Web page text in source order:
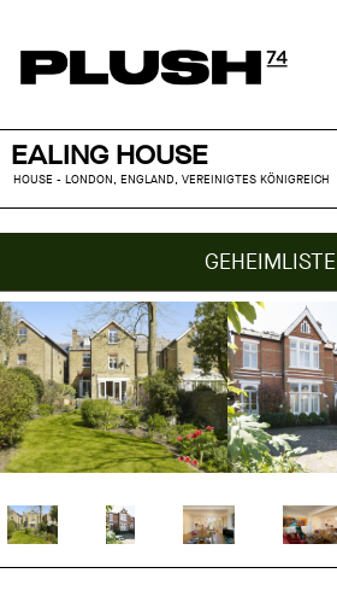
EALING HOUSE
HOUSE - LONDON, ENGLAND, VEREINIGTES KÖNIGREICH
GEHEIMLISTE